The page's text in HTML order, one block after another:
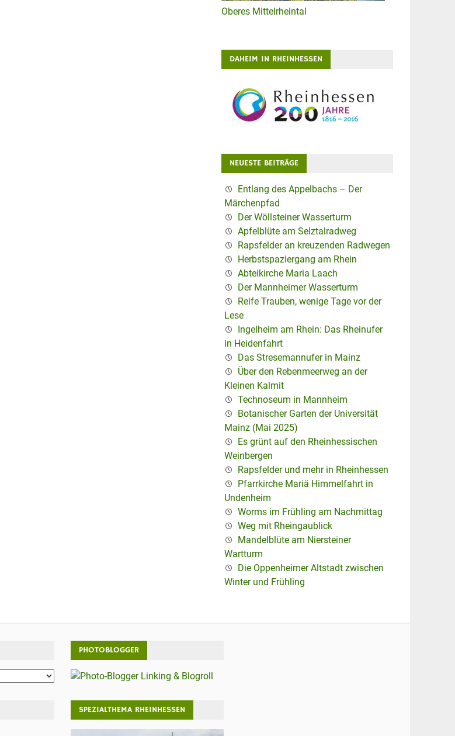
Oberes Mittelrheintal
DAHEIM IN RHEINHESSEN
NEUESTE BEITRÄGE
Entlang des Appelbachs – Der
Märchenpfad
Der Wöllsteiner Wasserturm
Apfelblüte am Selztalradweg
Rapsfelder an kreuzenden Radwegen
Herbstspaziergang am Rhein
Abteikirche Maria Laach
Der Mannheimer Wasserturm
Reife Trauben, wenige Tage vor der
Lese
Ingelheim am Rhein: Das Rheinufer
in Heidenfahrt
Das Stresemannufer in Mainz
Über den Rebenmeerweg an der
Kleinen Kalmit
Technoseum in Mannheim
Botanischer Garten der Universität
Mainz (Mai 2025)
Es grünt auf den Rheinhessischen
Weinbergen
Rapsfelder und mehr in Rheinhessen
Pfarrkirche Mariä Himmelfahrt in
Undenheim
Worms im Frühling am Nachmittag
Weg mit Rheingaublick
Mandelblüte am Niersteiner
Wartturm
Die Oppenheimer Altstadt zwischen
Winter und Frühling
PHOTOBLOGGER
SPEZIALTHEMA RHEINHESSEN